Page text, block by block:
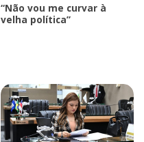
“Não vou me curvar à
velha política”